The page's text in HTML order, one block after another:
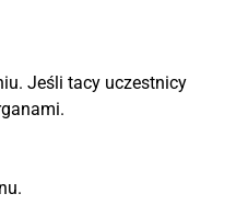
Jeśli tacy uczestnicy